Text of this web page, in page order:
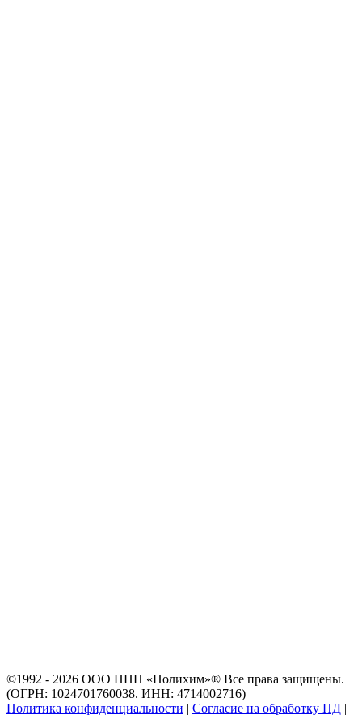
©1992 - 2026 ООО НПП «Полихим»® Все права защищены.
(ОГРН: 1024701760038. ИНН: 4714002716)
Политика конфиденциальности | Согласие на обработку ПД |